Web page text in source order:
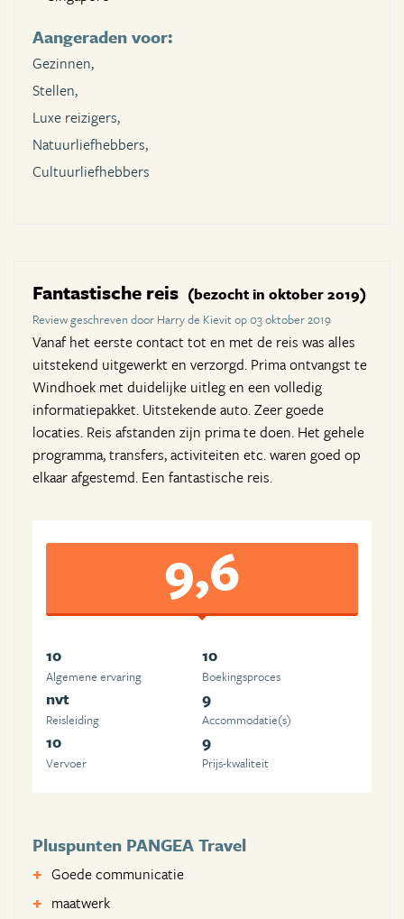
Aangeraden voor:
Gezinnen,
Stellen,
Luxe reizigers,
Natuurliefhebbers,
Cultuurliefhebbers
Fantastische reis (bezocht in oktober 2019)
Review geschreven door Harry de Kievit op 03 oktober 2019
Vanaf het eerste contact tot en met de reis was alles
uitstekend uitgewerkt en verzorgd. Prima ontvangst te
Windhoek met duidelijke uitleg en een volledig
informatiepakket. Uitstekende auto. Zeer goede
locaties. Reis afstanden zijn prima te doen. Het gehele
programma, transfers, activiteiten etc. waren goed op
elkaar afgestemd. Een fantastische reis.
9,6
10
Algemene ervaring
10
Boekingsproces
nvt
Reisleiding
9
Accommodatie(s)
10
Vervoer
9
Prijs-kwaliteit
Pluspunten PANGEA Travel
Goede communicatie
maatwerk